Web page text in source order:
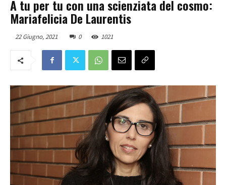
A tu per tu con una scienziata del cosmo:
Mariafelicia De Laurentis
22 Giugno, 2021 0 1021